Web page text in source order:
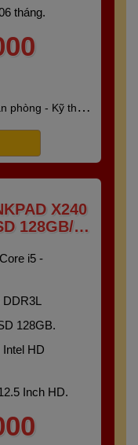
tháng.
phòng - Kỹ thuật
X240
128GB/
i5 -
128GB.
HD
Inch HD.